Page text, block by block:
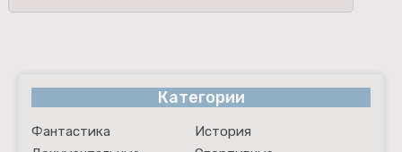
Категории
Фантастика
История